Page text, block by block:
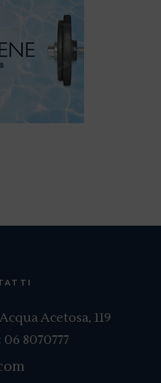
Acetosa, 119
06 8070777